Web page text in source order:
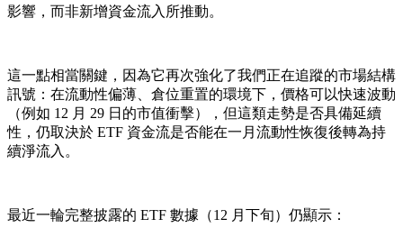
影響，而非新增資金流入所推動。
這一點相當關鍵，因為它再次強化了我們正在追蹤的市場結構
訊號：在流動性偏薄、倉位重置的環境下，價格可以快速波動
（例如 12 月 29 日的市值衝擊），但這類走勢是否具備延續
性，仍取決於 ETF 資金流是否能在一月流動性恢復後轉為持
續淨流入。
最近一輪完整披露的 ETF 數據（12 月下旬）仍顯示：